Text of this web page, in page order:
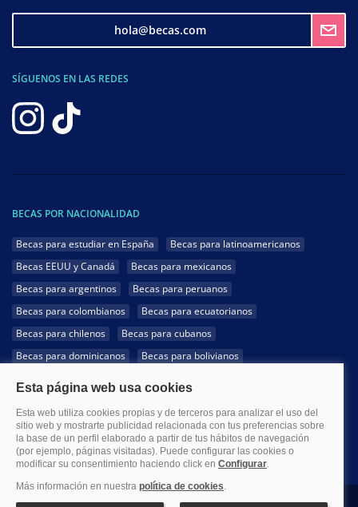
hola@becas.com
SÍGUENOS EN LAS REDES
BECAS POR NACIONALIDAD
Becas para estudiar en España
Becas para latinoamericanos
Becas EEUU y Canadá
Becas para mexicanos
Becas para argentinos
Becas para peruanos
Becas para colombianos
Becas para ecuatorianos
Becas para chilenos
Becas para cubanos
Becas para dominicanos
Becas para bolivianos
Becas para hondureños
Becas para paraguayos
Becas para uruguayos
Becas para salvadoreños
1999-2026 Becas.com @Todos los derechos reservados